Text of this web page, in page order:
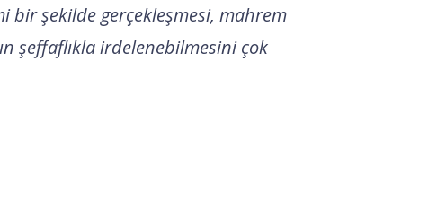
bir şekilde gerçekleşmesi, mahrem
şeffaflıkla irdelenebilmesini çok